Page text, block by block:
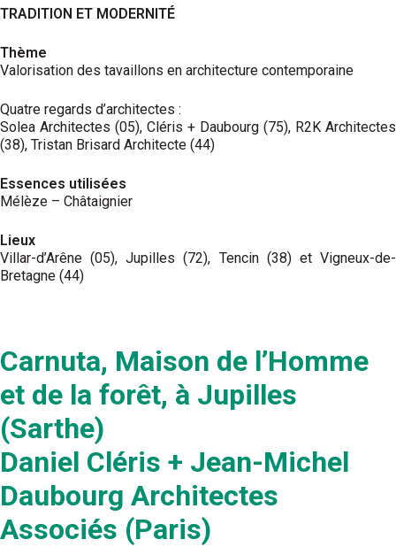
TRADITION ET MODERNITÉ
Thème
Valorisation des tavaillons en architecture contemporaine
Quatre regards d’architectes :
Solea Architectes (05), Cléris + Daubourg (75), R2K Architectes
(38), Tristan Brisard Architecte (44)
Essences utilisées
Mélèze – Châtaignier
Lieux
Villar-d’Arêne (05), Jupilles (72), Tencin (38) et Vigneux-de-
Bretagne (44)
Carnuta, Maison de l’Homme
et de la forêt, à Jupilles
(Sarthe)
Daniel Cléris + Jean-Michel
Daubourg Architectes
Associés (Paris)